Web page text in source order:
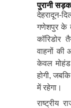
पुरानी
देहरादून-
गणेशपुर के
कॉरिडोर
वाहनों की
केवल मोहंड
होगी,
में रहेगा।
राष्ट्रीय